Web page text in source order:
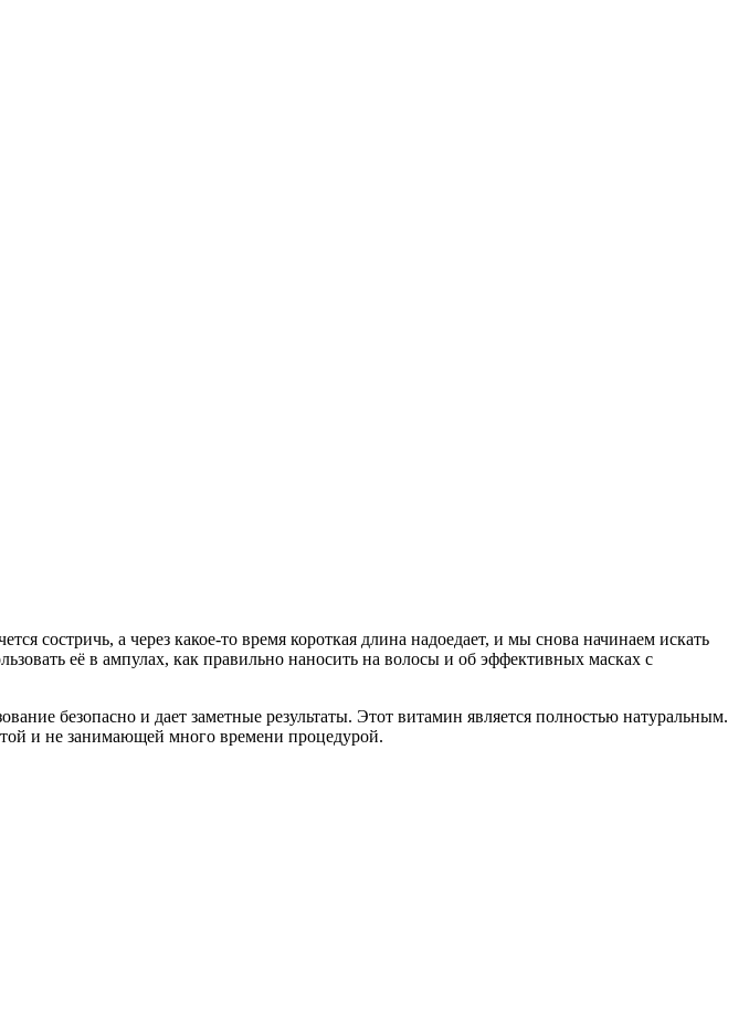
состричь, а через какое-то время короткая длина надоедает, и мы снова начинаем искать
её в ампулах, как правильно наносить на волосы и об эффективных масках с
безопасно и дает заметные результаты. Этот витамин является полностью натуральным.
и не занимающей много времени процедурой.